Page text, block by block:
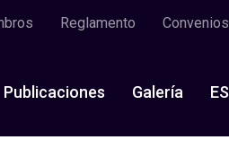
Reglamento Convenios
Publicaciones Galería ES